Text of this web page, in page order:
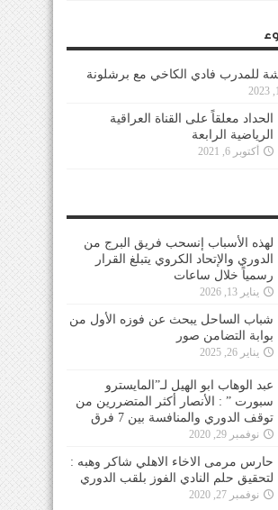
للمدرب فادي الكاخي مع برشلونة
الحداد معلقاً على القناة العراقية
الرياضية الرابعة
أكتوبر 6, 2021
لهذه الأسباب إنسحب فريق البرج من
الدوري والإتحاد الكروي يتبلغ القرار
رسمياً خلال ساعات
يناير 13, 2026
شباب الساحل يبحث عن فوزه الأول من
بوابة التضامن صور
يناير 26, 2025
عبد الوهاب ابو الهيل لـ”المايسترو
سبورت ” : الأنصار أكثر المتضررين من
توقف الدوري والمنافسة بين 7 فرق
نوفمبر 29, 2020
حارس مرمى الاخاء الاهلي شاكر وهبه :
لتحقيق حلم النادي الفوز بلقب الدوري
نوفمبر 27, 2020